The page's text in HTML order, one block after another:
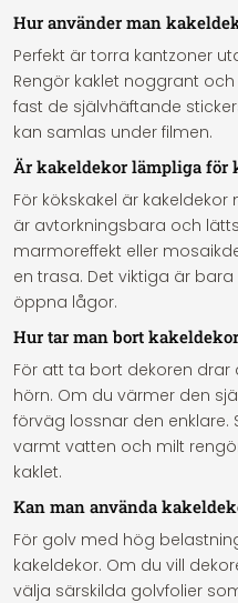
Hur använder man
Perfekt är torra kantzoner
Rengör kaklet noggrant
fast de självhäftande
kan samlas under filmen.
Är kakeldekor lämpliga för
För kökskakel är
är avtorkningsbara och
marmoreffekt eller
en trasa. Det viktiga är
öppna lågor.
Hur tar man bort
För att ta bort dekoren
hörn. Om du värmer den
förväg lossnar den
varmt vatten och milt
kaklet.
Kan man använda
För golv med hög
kakeldekor. Om du vill
välja särskilda golvfolier